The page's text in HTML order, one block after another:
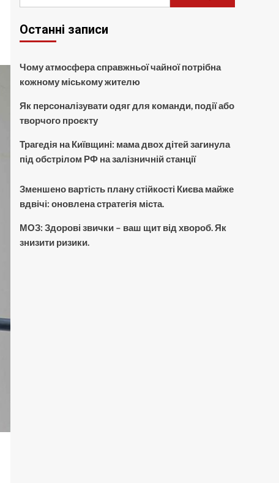
Останні записи
Чому атмосфера справжньої чайної потрібна
кожному міському жителю
Як персоналізувати одяг для команди, події або
творчого проєкту
Трагедія на Київщині: мама двох дітей загинула
під обстрілом РФ на залізничній станції
Зменшено вартість плану стійкості Києва майже
вдвічі: оновлена стратегія міста.
МОЗ: Здорові звички – ваш щит від хвороб. Як
знизити ризики.